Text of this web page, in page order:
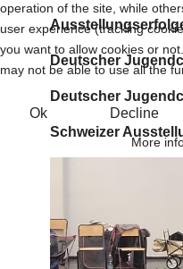
Deutscher
Deutscher
Schweizer
operation of the site, while
user experience (tracking
you want to allow cookies or
may not be able to use all the
Ok Decline
More